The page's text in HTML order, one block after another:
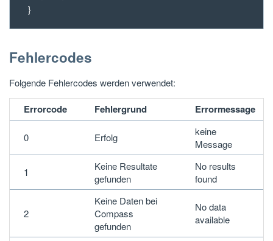
}
Fehlercodes
Folgende Fehlercodes werden verwendet:
Errorcode Fehlergrund Errormessage
0 Erfolg
keine
Message
1
Keine Resultate
gefunden
No results
found
2
Keine Daten bei
Compass
gefunden
No data
available